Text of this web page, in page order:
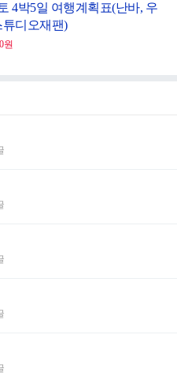
4박5일 여행계획표(난바, 우
디오재팬)
원